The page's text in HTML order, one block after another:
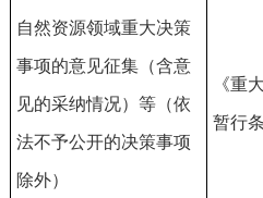
自然资源领域重大决策
事项的意见征集（含意
见的采纳情况）等（依
法不予公开的决策事项
除外）
《重
暂行